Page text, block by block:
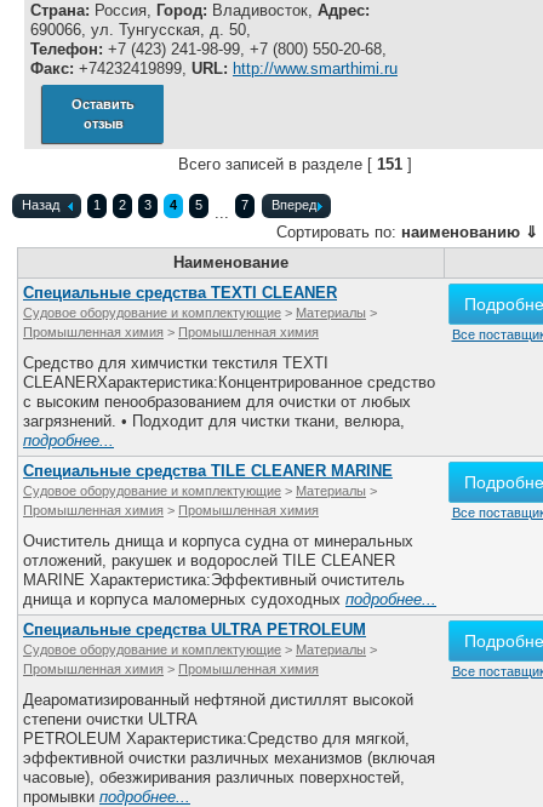
Страна: Россия, Город: Владивосток, Адрес:
690066, ул. Тунгусская, д. 50,
Телефон: +7 (423) 241-98-99, +7 (800) 550-20-68,
Факс: +74232419899, URL: http://www.smarthimi.ru
Оставить
отзыв
Всего записей в разделе [ 151]
Назад 1 2 3 4 5 ... 7 Вперед
Сортировать по: наименованию ⇓
Наименование
Специальные средства TEXTI CLEANER
Судовое оборудование и комплектующие > Материалы >
Промышленная химия > Промышленная химия
Средство для химчистки текстиля TEXTI
CLEANERХарактеристика:Концентрированное средство
с высоким пенообразованием для очистки от любых
загрязнений. • Подходит для чистки ткани, велюра,
подробнее...
Все
Специальные средства TILE CLEANER MARINE
Судовое оборудование и комплектующие > Материалы >
Промышленная химия > Промышленная химия
Очиститель днища и корпуса судна от минеральных
отложений, ракушек и водорослей TILE CLEANER
MARINE Характеристика:Эффективный очиститель
днища и корпуса маломерных судоходных подробнее...
Все
Специальные средства ULTRA PETROLEUM
Судовое оборудование и комплектующие > Материалы >
Промышленная химия > Промышленная химия
Деароматизированный нефтяной дистиллят высокой
степени очистки ULTRA
PETROLEUM Характеристика:Средство для мягкой,
эффективной очистки различных механизмов (включая
часовые), обезжиривания различных поверхностей,
промывки подробнее...
Все